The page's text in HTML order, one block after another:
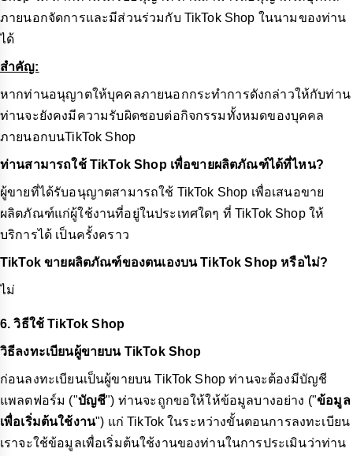
ภายนอกจัดการและมีส่วนร่วมกับ TikTok Shop ในนามของท่าน
ได้
สำคัญ:
หากท่านอนุญาตให้บุคคลภายนอกกระทำการดังกล่าวให้กับท่าน
ท่านจะยังคงมีความรับผิดชอบต่อกิจกรรมทั้งหมดของบุคคล
ภายนอกบนTikTok Shop
ท่านสามารถใช้ TikTok Shop เพื่อขายผลิตภัณฑ์ได้ที่ไหน?
ผู้ขายที่ได้รับอนุญาตสามารถใช้ TikTok Shop เพื่อเสนอขาย
ผลิตภัณฑ์แก่ผู้ใช้งานที่อยู่ในประเทศใดๆ ที่ TikTok Shop ให้
บริการได้ เป็นครั้งคราว
TikTok ขายผลิตภัณฑ์ของตนเองบน TikTok Shop หรือไม่?
ไม่
6. วิธีใช้ TikTok Shop
วิธีลงทะเบียนผู้ขายบน TikTok Shop
ก่อนลงทะเบียนเป็นผู้ขายบน TikTok Shop ท่านจะต้องมีบัญชี
แพลตฟอร์ม ("บัญชี") ท่านจะถูกขอให้ให้ข้อมูลบางอย่าง ("ข้อมูล
เพื่อเริ่มต้นใช้งาน") แก่ TikTok ในระหว่างขั้นตอนการลงทะเบียน
เราจะใช้ข้อมูลเพื่อเริ่มต้นใช้งานของท่านในการประเมินว่าท่าน